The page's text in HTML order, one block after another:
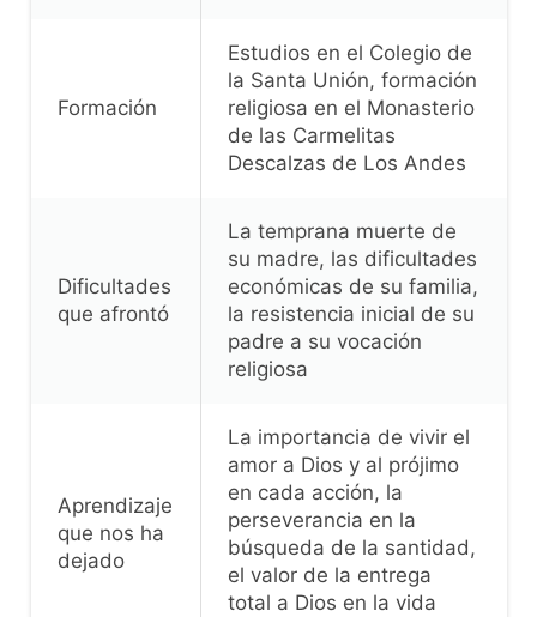
Formación
Estudios en el Colegio de
la Santa Unión, formación
religiosa en el Monasterio
de las Carmelitas
Descalzas de Los Andes
Dificultades
que afrontó
La temprana muerte de
su madre, las dificultades
económicas de su familia,
la resistencia inicial de su
padre a su vocación
religiosa
Aprendizaje
que nos ha
dejado
La importancia de vivir el
amor a Dios y al prójimo
en cada acción, la
perseverancia en la
búsqueda de la santidad,
el valor de la entrega
total a Dios en la vida